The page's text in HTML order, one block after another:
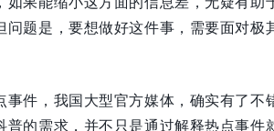
问题是，要想做好这件事，需要面对
事件，我国大型官方媒体，确实有了
普的需求，并不只是通过解释热点事件